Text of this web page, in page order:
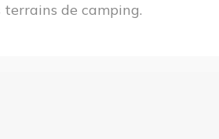
terrains de camping.